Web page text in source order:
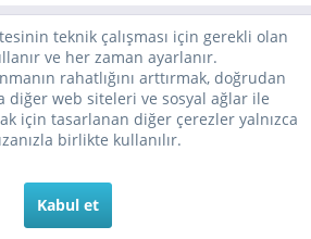
teknik çalışması için gerekli olan
ve her zaman ayarlanır.
rahatlığını arttırmak, doğrudan
diğer web siteleri ve sosyal ağlar ile
için tasarlanan diğer çerezler yalnızca
birlikte kullanılır.
Kabul et